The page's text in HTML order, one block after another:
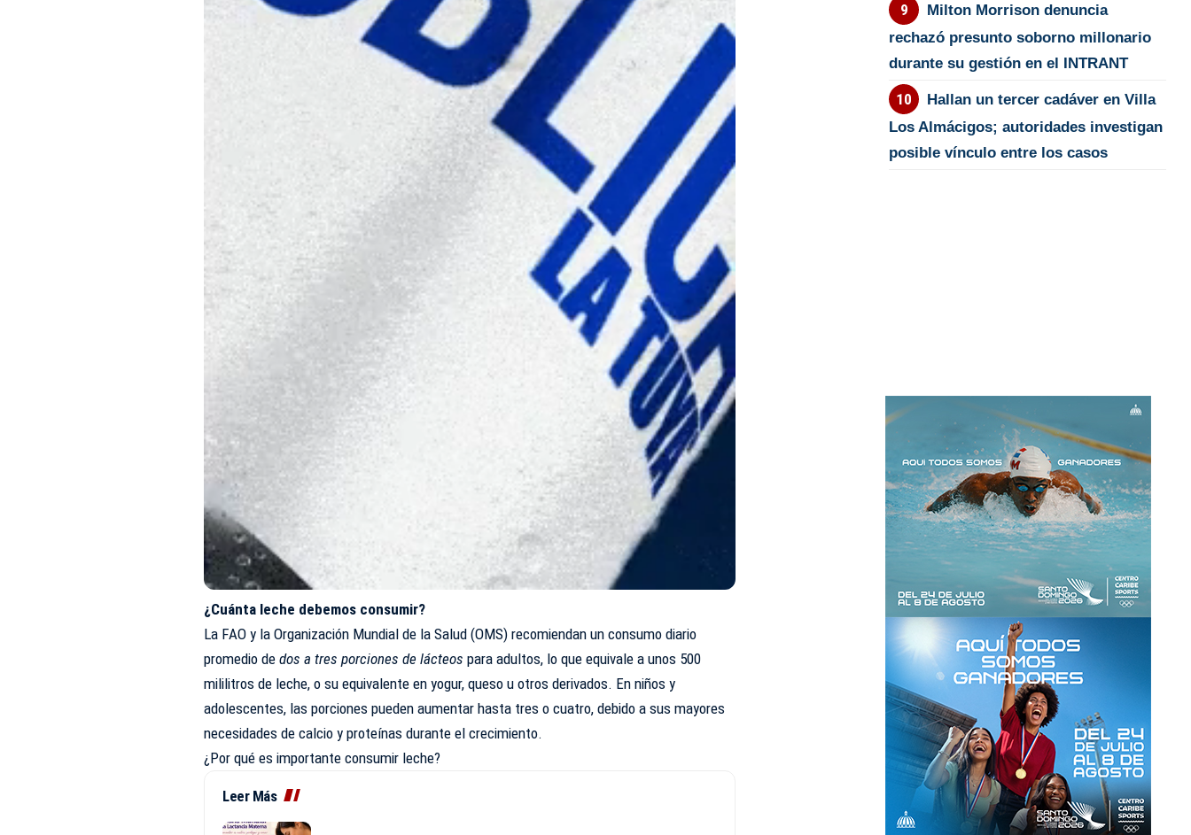
¿Cuánta leche debemos consumir?
La FAO y laOrganización Mundial de la Salud (OMS) recomiendan un consumo diario
promedio dedos a tres porciones de lácteos para adultos, lo que equivale a unos 500
mililitros de leche, o su equivalente en yogur, queso u otros derivados. En niños y
adolescentes, las porciones pueden aumentar hasta tres o cuatro, debido a sus mayores
necesidades de calcio y proteínas durante el crecimiento.
¿Por qué es importante consumir leche?
Leer Más
Milton Morrison denuncia
rechazó presunto soborno millonario
durante su gestión en el INTRANT
Hallan un tercer cadáver en Villa
Los Almácigos; autoridades investigan
posible vínculo entre los casos